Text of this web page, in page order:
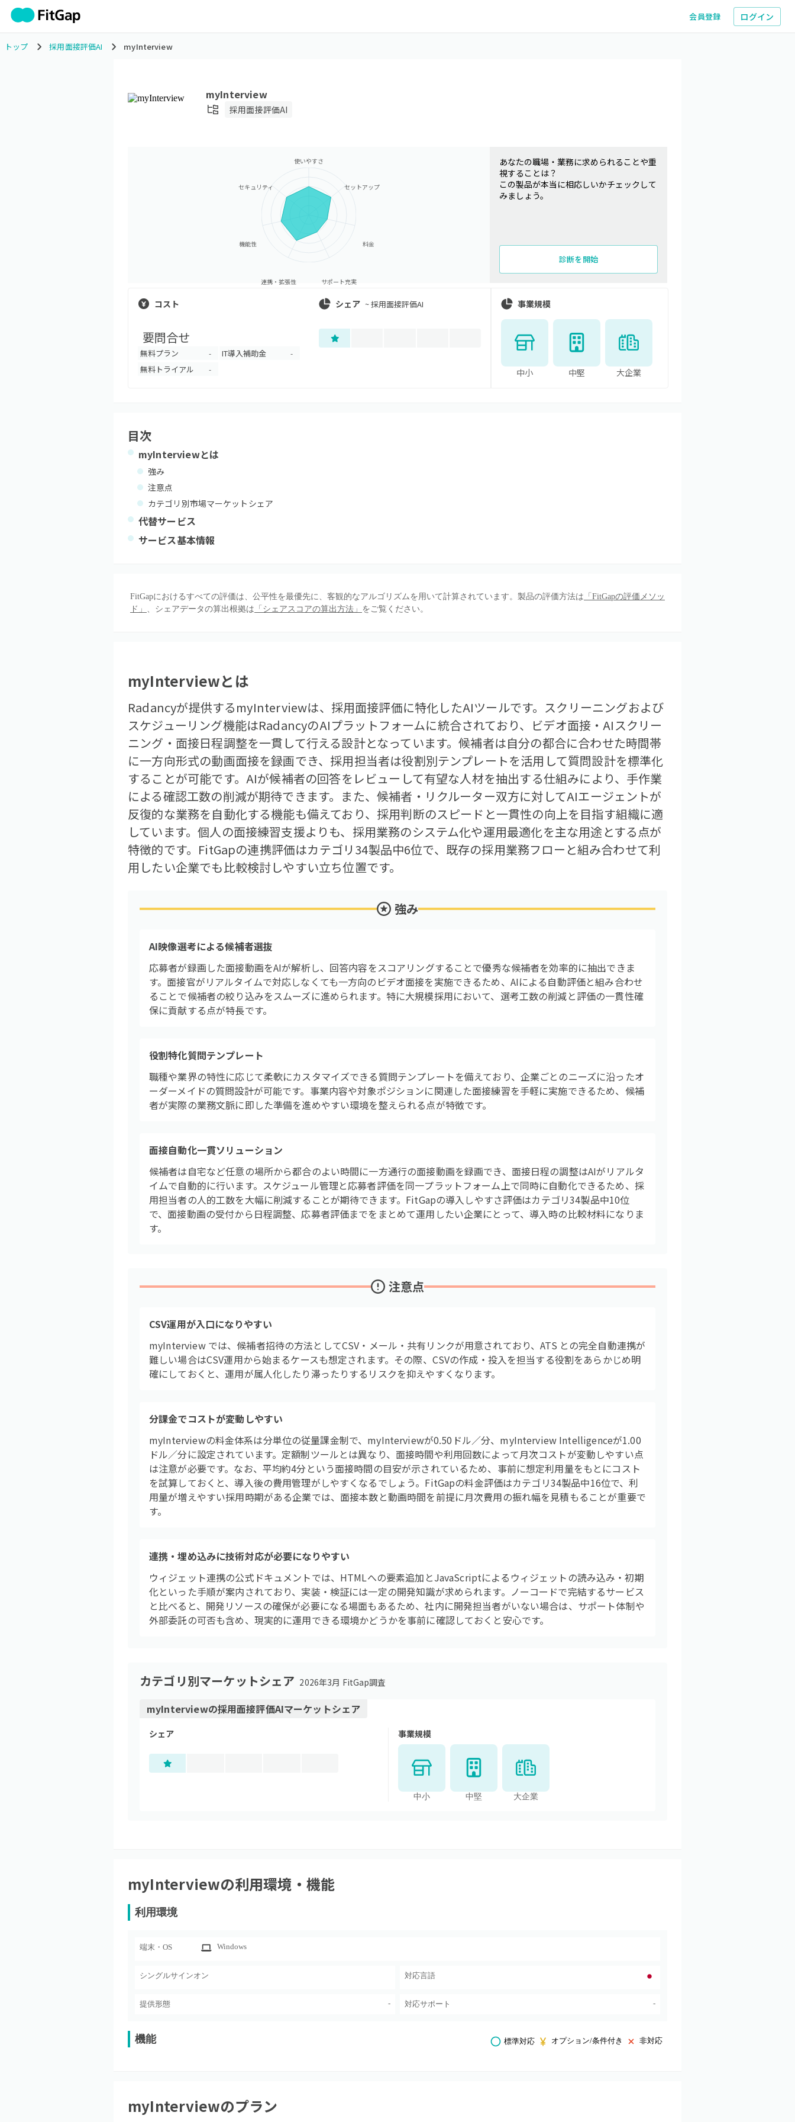
会員登録 ログイン
トップ 採用面接評価AI myInterview
myInterview
採用面接評価AI
使いやすさ
セットアップ
料金
サポート充実
連携・拡張性
機能性
セキュリティ
あなたの職場・業務に求められることや重
視することは？
この製品が本当に相応しいかチェックして
みましょう。
診断を開始
コスト
要問合せ
無料プラン - IT導入補助金 -
無料トライアル -
シェア ~採用面接評価AI 事業規模
中小 中堅 大企業
目次
myInterviewとは
強み
注意点
カテゴリ別市場マーケットシェア
代替サービス
サービス基本情報
FitGapにおけるすべての評価は、公平性を最優先に、客観的なアルゴリズムを用いて計算されています。製品の評価方法は 「FitGapの評価メソッ
ド」 、シェアデータの算出根拠は 「シェアスコアの算出方法」 をご覧ください。
myInterviewとは
Radancyが提供するmyInterviewは、採用面接評価に特化したAIツールです。スクリーニングおよび
スケジューリング機能はRadancyのAIプラットフォームに統合されており、ビデオ面接・AIスクリー
ニング・面接日程調整を一貫して行える設計となっています。候補者は自分の都合に合わせた時間帯
に一方向形式の動画面接を録画でき、採用担当者は役割別テンプレートを活用して質問設計を標準化
することが可能です。AIが候補者の回答をレビューして有望な人材を抽出する仕組みにより、手作業
による確認工数の削減が期待できます。また、候補者・リクルーター双方に対してAIエージェントが
反復的な業務を自動化する機能も備えており、採用判断のスピードと一貫性の向上を目指す組織に適
しています。個人の面接練習支援よりも、採用業務のシステム化や運用最適化を主な用途とする点が
特徴的です。FitGapの連携評価はカテゴリ34製品中6位で、既存の採用業務フローと組み合わせて利
用したい企業でも比較検討しやすい立ち位置です。
強み
AI映像選考による候補者選抜
応募者が録画した面接動画をAIが解析し、回答内容をスコアリングすることで優秀な候補者を効率的に抽出できま
す。面接官がリアルタイムで対応しなくても一方向のビデオ面接を実施できるため、AIによる自動評価と組み合わせ
ることで候補者の絞り込みをスムーズに進められます。特に大規模採用において、選考工数の削減と評価の一貫性確
保に貢献する点が特長です。
役割特化質問テンプレート
職種や業界の特性に応じて柔軟にカスタマイズできる質問テンプレートを備えており、企業ごとのニーズに沿ったオ
ーダーメイドの質問設計が可能です。事業内容や対象ポジションに関連した面接練習を手軽に実施できるため、候補
者が実際の業務文脈に即した準備を進めやすい環境を整えられる点が特徴です。
面接自動化一貫ソリューション
候補者は自宅など任意の場所から都合のよい時間に一方通行の面接動画を録画でき、面接日程の調整はAIがリアルタ
イムで自動的に行います。スケジュール管理と応募者評価を同一プラットフォーム上で同時に自動化できるため、採
用担当者の人的工数を大幅に削減することが期待できます。FitGapの導入しやすさ評価はカテゴリ34製品中10位
で、面接動画の受付から日程調整、応募者評価までをまとめて運用したい企業にとって、導入時の比較材料になりま
す。
注意点
CSV運用が入口になりやすい
myInterview では、候補者招待の方法としてCSV・メール・共有リンクが用意されており、ATS との完全自動連携が
難しい場合はCSV運用から始まるケースも想定されます。その際、CSVの作成・投入を担当する役割をあらかじめ明
確にしておくと、運用が属人化したり滞ったりするリスクを抑えやすくなります。
分課金でコストが変動しやすい
myInterviewの料金体系は分単位の従量課金制で、myInterviewが0.50ドル／分、myInterview Intelligenceが1.00
ドル／分に設定されています。定額制ツールとは異なり、面接時間や利用回数によって月次コストが変動しやすい点
は注意が必要です。なお、平均約4分という面接時間の目安が示されているため、事前に想定利用量をもとにコスト
を試算しておくと、導入後の費用管理がしやすくなるでしょう。FitGapの料金評価はカテゴリ34製品中16位で、利
用量が増えやすい採用時期がある企業では、面接本数と動画時間を前提に月次費用の振れ幅を見積もることが重要で
す。
連携・埋め込みに技術対応が必要になりやすい
ウィジェット連携の公式ドキュメントでは、HTMLへの要素追加とJavaScriptによるウィジェットの読み込み・初期
化といった手順が案内されており、実装・検証には一定の開発知識が求められます。ノーコードで完結するサービス
と比べると、開発リソースの確保が必要になる場面もあるため、社内に開発担当者がいない場合は、サポート体制や
外部委託の可否も含め、現実的に運用できる環境かどうかを事前に確認しておくと安心です。
カテゴリ別マーケットシェア 2026年3月 FitGap調査
myInterviewの採用面接評価AIマーケットシェア
シェア 事業規模
中小 中堅 大企業
myInterviewの利用環境・機能
利用環境
端末・OS Windows
シングルサインオン 対応言語
提供形態 - 対応サポート -
機能 標準対応 オプション/条件付き 非対応
myInterviewのプラン